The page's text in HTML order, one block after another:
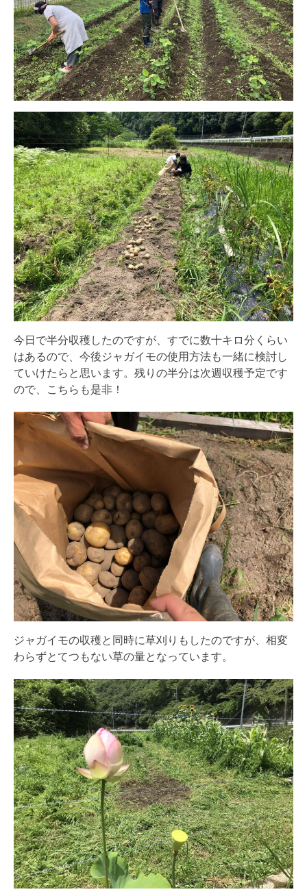
今日で半分収穫したのですが、すでに数十キロ分くらい
はあるので、今後ジャガイモの使用方法も一緒に検討し
ていけたらと思います。残りの半分は次週収穫予定です
ので、こちらも是非！
ジャガイモの収穫と同時に草刈りもしたのですが、相変
わらずとてつもない草の量となっています。